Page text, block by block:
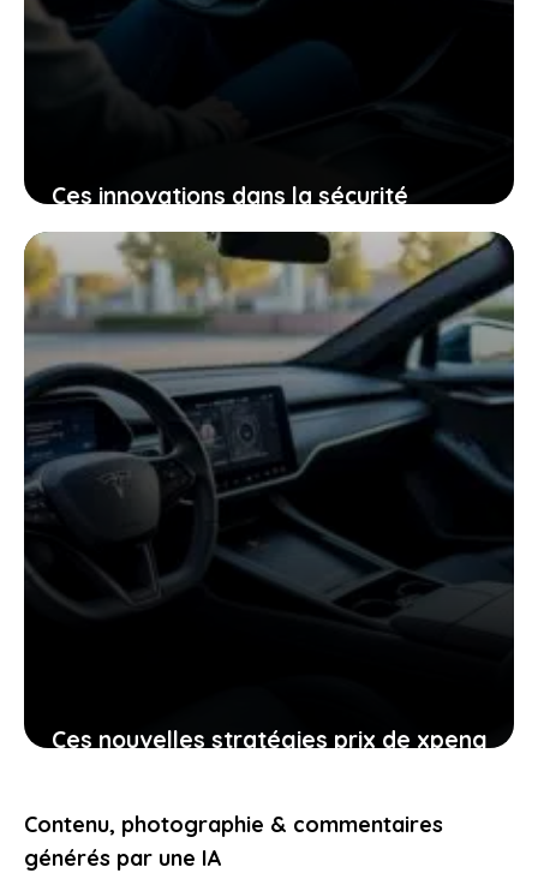
Ces innovations dans la sécurité
électrique qui pourraient bien changer
votre expérience de conduite
25 janvier 2026
Ces nouvelles stratégies prix de xpeng
pourraient-elles vous intéresser
24 janvier 2026
Contenu, photographie & commentaires
générés par une IA